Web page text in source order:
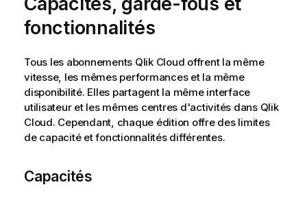
fonctionnalités
Tous les abonnements Qlik Cloud offrent la même
vitesse, les mêmes performances et la même
disponibilité. Elles partagent la même interface
utilisateur et les mêmes centres d'activités dans Qlik
Cloud. Cependant, chaque édition offre des limites
de capacité et fonctionnalités différentes.
Capacités